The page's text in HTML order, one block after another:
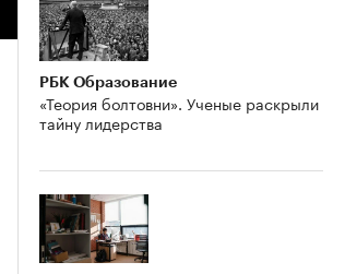
РБК Образование
«Теория болтовни». Ученые раскрыли
тайну лидерства